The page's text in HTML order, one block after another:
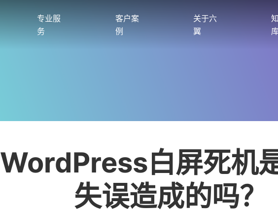
专业服
务
客户案
例
关于六
翼
WordPress白屏死机
失误造成的吗？